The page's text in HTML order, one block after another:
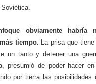
obviamente habría
tiempo. La prisa que
un tanto y detener una
presumió de poder hacer en
por tierra las posibilidades